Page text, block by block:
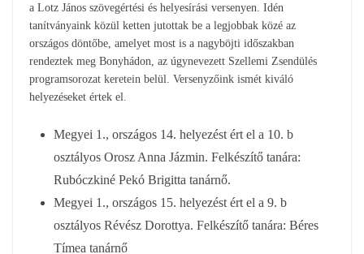
a Lotz János szövegértési és helyesírási versenyen. Idén
tanítványaink közül ketten jutottak be a legjobbak közé az
országos döntőbe, amelyet most is a nagyböjti időszakban
rendeztek meg Bonyhádon, az úgynevezett Szellemi Zsendülés
programsorozat keretein belül. Versenyzőink ismét kiváló
helyezéseket értek el.
Megyei 1., országos 14. helyezést ért el a 10. b
osztályos Orosz Anna Jázmin. Felkészítő tanára:
Rubóczkiné Pekó Brigitta tanárnő.
Megyei 1., országos 15. helyezést ért el a 9. b
osztályos Révész Dorottya. Felkészítő tanára: Béres
Tímea tanárnő